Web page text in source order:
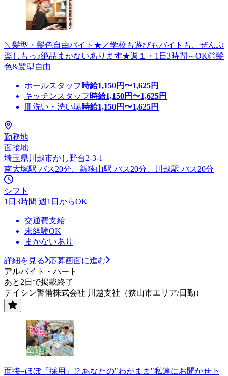
＼髪型・髪色自由バイト★／学校も遊びもバイトも、ぜんぶ
楽しもっ♪絶品まかないあります★週１・1日3時間～OK◎髪
色&髪型自由
ホールスタッフ 時給1,150円〜1,625円
キッチンスタッフ 時給1,150円〜1,625円
皿洗い・洗い場時給1,150円〜1,625円
勤務地
面接地
埼玉県川越市かし野台2-3-1
南大塚駅 バス20分、新狭山駅 バス20分、川越駅 バス20分
シフト
1日3時間 週1日からOK
交通費支給
未経験OK
まかないあり
詳細を見る
応募画面に進む
アルバイト・パート
あと2日で掲載終了
テイシン警備株式会社 川越支社（狭山市エリア/日勤）
面接=ほぼ『採用』!? あなたの"わがまま"私達にお聞かせ下